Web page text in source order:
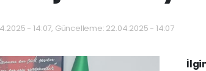
- 14:07, Güncelleme: 22.04.2025 - 14:07